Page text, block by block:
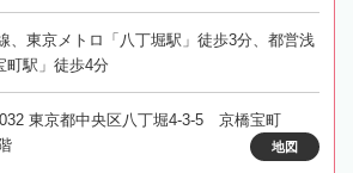
、東京メトロ「八丁堀駅」徒歩3分、都営浅
町駅」徒歩4分
東京都中央区八丁堀4-3-5 京橋宝町
地図